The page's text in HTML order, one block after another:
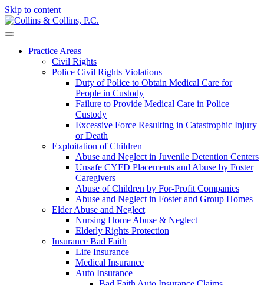
Skip to content
Practice Areas
Civil Rights
Police Civil Rights Violations
Duty of Police to Obtain Medical Care for
People in Custody
Failure to Provide Medical Care in Police
Custody
Excessive Force Resulting in Catastrophic Injury
or Death
Exploitation of Children
Abuse and Neglect in Juvenile Detention Centers
Unsafe CYFD Placements and Abuse by Foster
Caregivers
Abuse of Children by For-Profit Companies
Abuse and Neglect in Foster and Group Homes
Elder Abuse and Neglect
Nursing Home Abuse & Neglect
Elderly Rights Protection
Insurance Bad Faith
Life Insurance
Medical Insurance
Auto Insurance